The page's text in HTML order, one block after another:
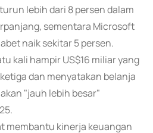
lebih dari 8 persen dalam
sementara Microsoft
naik sekitar 5 persen.
kali hampir US$16 miliar yang
dan menyatakan belanja
"jauh lebih besar"
membantu kinerja keuangan